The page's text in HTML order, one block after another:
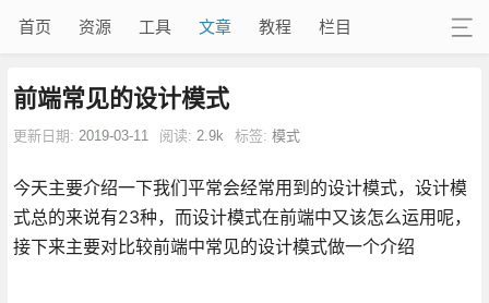
首页 资源 工具 文章 教程 栏目
前端常见的设计模式
更新日期: 2019-03-11 阅读: 2.9k 标签: 模式
今天主要介绍一下我们平常会经常用到的设计模式，设计模
式总的来说有23种，而设计模式在前端中又该怎么运用呢，
接下来主要对比较前端中常见的设计模式做一个介绍